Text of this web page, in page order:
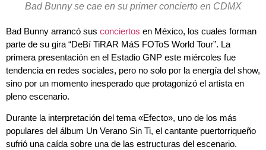
Bad Bunny se cae en su primer concierto en CDMX
Bad Bunny arrancó sus conciertos en México, los cuales forman
parte de su gira “DeBí TiRAR MáS FOToS World Tour”. La
primera presentación en el Estadio GNP este miércoles fue
tendencia en redes sociales, pero no solo por la energía del show,
sino por un momento inesperado que protagonizó el artista en
pleno escenario.
Durante la interpretación del tema «Efecto», uno de los más
populares del álbum Un Verano Sin Ti, el cantante puertorriqueño
sufrió una caída sobre una de las estructuras del escenario.